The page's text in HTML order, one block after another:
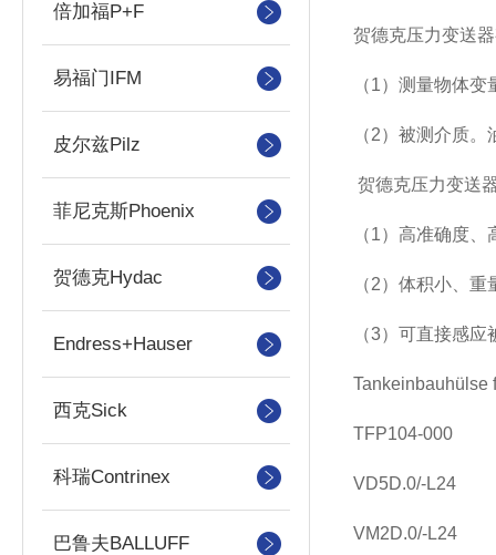
倍加福P+F
易福门IFM
皮尔兹Pilz
菲尼克斯Phoenix
贺德克Hydac
Endress+Hauser
西克Sick
科瑞Contrinex
巴鲁夫BALLUFF
贺德克压力变送
（1）测量物体
（2）被测介质
贺德克压力变送
（1）高准确度
（2）体积小、
（3）可直接感
Tankeinbauhülse
TFP104-000
VD5D.0/-L24
VM2D.0/-L24